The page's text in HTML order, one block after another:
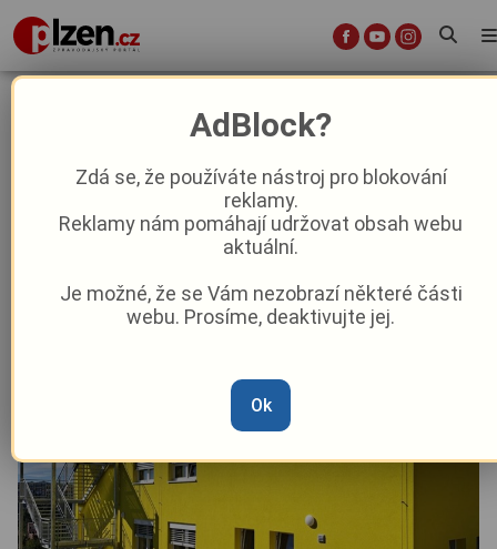
Tachov zvýšil kapacitu svých
mateřských škol o dalších 50 dětí
|07:29
AdBlock?
Zdá se, že používáte nástroj pro blokování
reklamy.
Reklamy nám pomáhají udržovat obsah webu
aktuální.
Je možné, že se Vám nezobrazí některé části
webu. Prosíme, deaktivujte jej.
Ok